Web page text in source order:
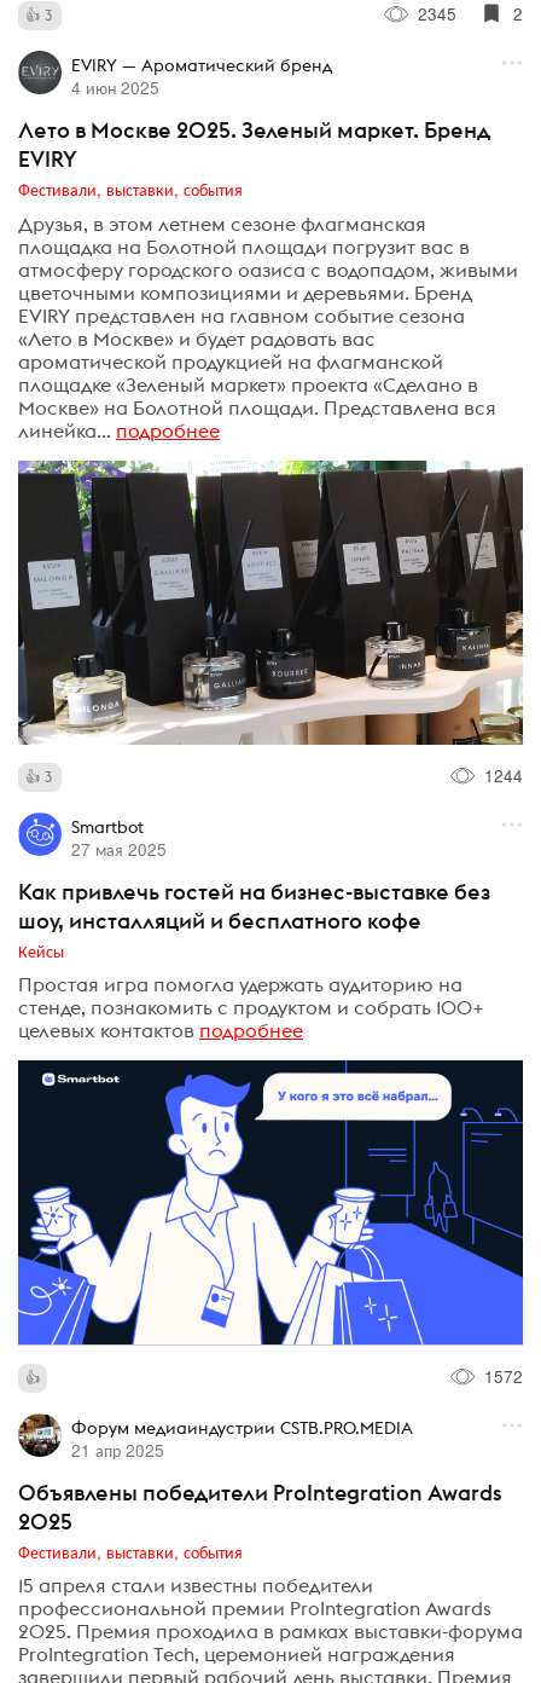
3 2345 2
EVIRY — Ароматический бренд
4 июн 2025
Лето в Москве 2025. Зеленый маркет. Бренд
EVIRY
Фестивали, выставки, события
Друзья, в этом летнем сезоне флагманская
площадка на Болотной площади погрузит вас в
атмосферу городского оазиса с водопадом, живыми
цветочными композициями и деревьями. Бренд
EVIRY представлен на главном событие сезона
«Лето в Москве» и будет радовать вас
ароматической продукцией на флагманской
площадке «Зеленый маркет» проекта «Сделано в
Москве» на Болотной площади. Представлена вся
линейка... подробнее
3 1244
Smartbot
27 мая 2025
Как привлечь гостей на бизнес-выставке без
шоу, инсталляций и бесплатного кофе
Кейсы
Простая игра помогла удержать аудиторию на
стенде, познакомить с продуктом и собрать 100+
целевых контактов подробнее
1572
Форум медиаиндустрии CSTB.PRO.MEDIA
21 апр 2025
Объявлены победители ProIntegration Awards
2025
Фестивали, выставки, события
15 апреля стали известны победители
профессиональной премии ProIntegration Awards
2025. Премия проходила в рамках выставки-форума
ProIntegration Tech, церемонией награждения
завершили первый рабочий день выставки. Премия